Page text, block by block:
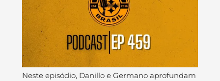
Neste episódio, Danillo e Germano aprofundam